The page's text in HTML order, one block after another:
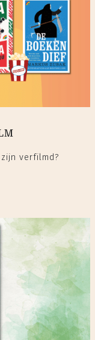
verfilmd?